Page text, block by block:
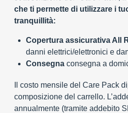
che ti permette di utilizzare i
tranquillità:
Copertura assicurativa All
danni elettrici/elettronici e
Consegna consegna a
Il costo mensile del Care Pack
composizione del carrello.
annualmente (tramite addebito